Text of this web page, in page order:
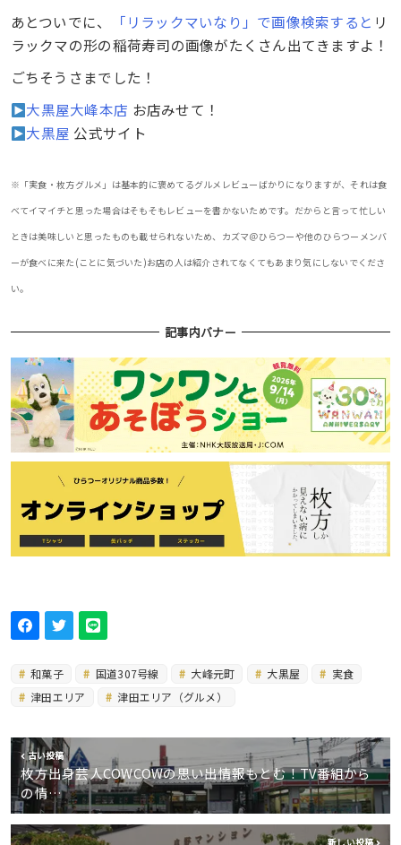
あとついでに、
「リラックマいなり」で画像検索すると リ
ラックマの形の稲荷寿司の画像がたくさん出てきますよ！
ごちそうさまでした！
大黒屋大峰本店 お店みせて！
大黒屋 公式サイト
※「実食・枚方グルメ」は基本的に褒めてるグルメレビューばかりになりますが、それは食
べてイマイチと思った場合はそもそもレビューを書かないためです。だからと言って忙しい
ときは美味しいと思ったものも載せられないため、カズマ＠ひらつーや他のひらつーメンバ
ーが食べに来た(ことに気づいた)お店の人は紹介されてなくてもあまり気にしないでくださ
い。
記事内バナー
和菓子 国道307号線 大峰元町 大黒屋
実食
津田エリア
津田エリア（グルメ）
古い投稿
枚方出身芸人COWCOWの思い出情報もとむ！TV番組から
の情…